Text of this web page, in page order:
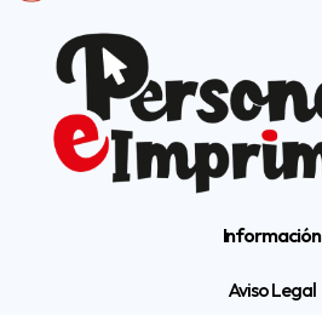
Información
Aviso Legal